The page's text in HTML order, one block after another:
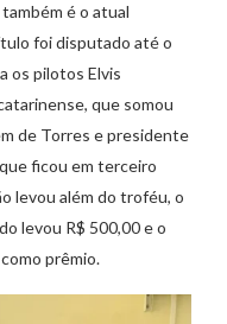
é o atual
foi disputado até o
os pilotos Elvis
que somou
de Torres e presidente
ficou em terceiro
levou além do troféu, o
levou R$ 500,00 e o
prêmio.